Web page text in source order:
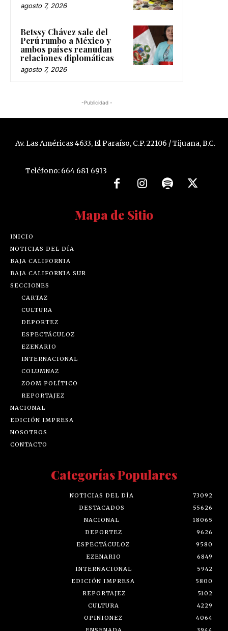
agosto 7, 2026
Betssy Chávez sale del
Perú rumbo a México y
ambos países reanudan
relaciones diplomáticas
agosto 7, 2026
-Publicidad -
Av. Las Américas 4633, El Paraíso, C.P. 22106 / Tijuana, B.C.
Teléfono: 664 681 6913
Mapa de Sitio
INICIO
NOTICIAS DEL DÍA
BAJA CALIFORNIA
BAJA CALIFORNIA SUR
SECCIONES
CARTAZ
CULTURA
DEPORTEZ
ESPECTÁCULOZ
EZENARIO
INTERNACIONAL
COLUMNAZ
ZOOM POLÍTICO
REPORTAJEZ
NACIONAL
EDICIÓN IMPRESA
NOSOTROS
CONTACTO
Categorías Populares
NOTICIAS DEL DÍA
73092
DESTACADOS
55626
NACIONAL
18065
DEPORTEZ
9626
ESPECTÁCULOZ
9580
EZENARIO
6849
INTERNACIONAL
5942
EDICIÓN IMPRESA
5800
REPORTAJEZ
5102
CULTURA
4229
OPINIONEZ
4064